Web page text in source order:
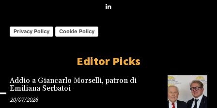
Privacy Policy Cookie Policy
Editor Picks
Addio a Giancarlo Morselli, patron di
Emiliana Serbatoi
20/07/2026